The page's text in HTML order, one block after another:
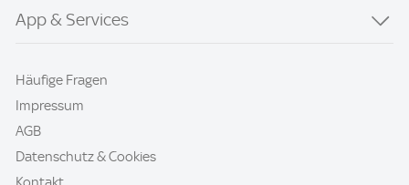
App & Services
Häufige Fragen
Impressum
AGB
Datenschutz & Cookies